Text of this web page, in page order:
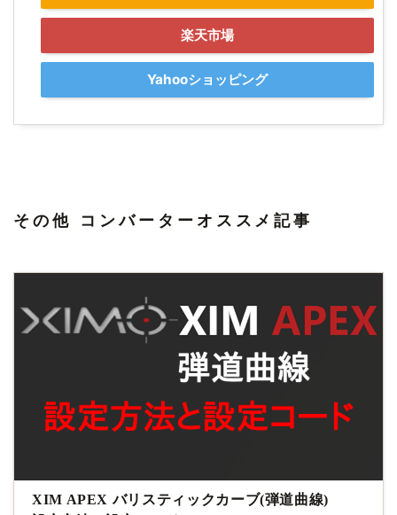
楽天市場
Yahooショッピング
その他 コンバーターオススメ記事
XIM APEX バリスティックカーブ(弾道曲線)